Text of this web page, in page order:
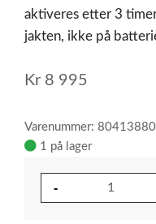
aktiveres etter 3
jakten, ikke på
Kr 8 995
Varenummer: 80413880
1 på lager